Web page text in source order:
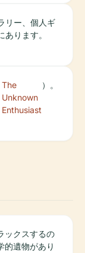
リー、個人ギ
ります。
The
Unknown
Enthusiast
）。
ックスするの
的遺物があり